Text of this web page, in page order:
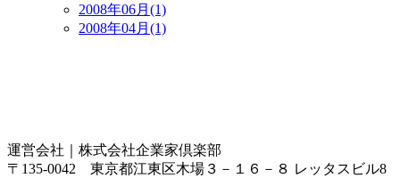
2008年06月(1)
2008年04月(1)
運営会社｜ 株式会社企業家倶楽部
〒135-0042 東京都江東区木場３－１６－８ レッタスビル8